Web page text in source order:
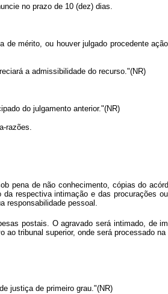
no prazo de 10 (dez) dias.
de mérito, ou houver julgado procedente
a admissibilidade do recurso."(NR)
do julgamento anterior."(NR)
razões.
pena de não conhecimento, cópias do
respectiva intimação e das procurações
responsabilidade pessoal.
postais. O agravado será intimado, de
tribunal superior, onde será processado na
justiça de primeiro grau."(NR)